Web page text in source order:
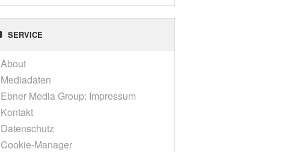
SERVICE
About
Mediadaten
Ebner Media Group: Impressum
Kontakt
Datenschutz
Cookie-Manager